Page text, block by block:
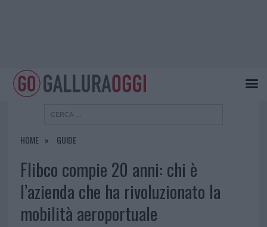
HOME GUIDE
Flibco compie 20 anni: chi è
l’azienda che ha rivoluzionato la
mobilità aeroportuale